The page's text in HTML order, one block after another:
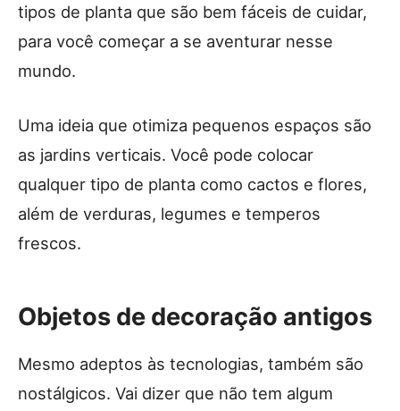
tipos de planta que são bem fáceis de cuidar,
para você começar a se aventurar nesse
mundo.
Uma ideia que otimiza pequenos espaços são
as jardins verticais. Você pode colocar
qualquer tipo de planta como cactos e flores,
além de verduras, legumes e temperos
frescos.
Objetos de decoração antigos
Mesmo adeptos às tecnologias, também são
nostálgicos. Vai dizer que não tem algum